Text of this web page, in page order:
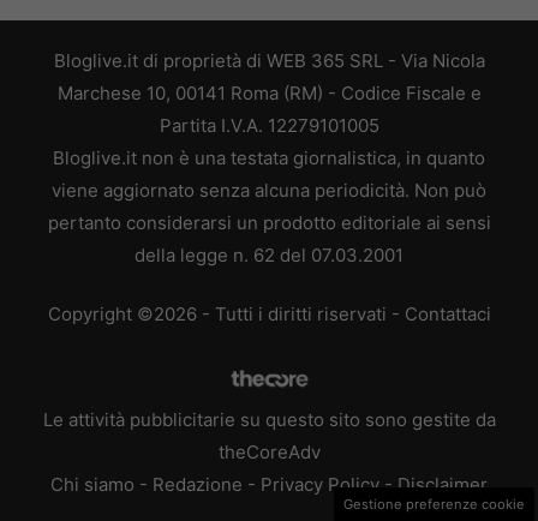
Bloglive.it di proprietà di WEB 365 SRL - Via Nicola
Marchese 10, 00141 Roma (RM) - Codice Fiscale e
Partita I.V.A. 12279101005
Bloglive.it non è una testata giornalistica, in quanto
viene aggiornato senza alcuna periodicità. Non può
pertanto considerarsi un prodotto editoriale ai sensi
della legge n. 62 del 07.03.2001
Copyright ©2026 - Tutti i diritti riservati - Contattaci
Le attività pubblicitarie su questo sito sono gestite da
theCoreAdv
Chi siamo - Redazione - Privacy Policy - Disclaimer
Gestione preferenze cookie